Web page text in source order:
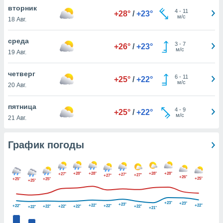
вы
установки
веб-
и
вторник
18 Авг.
+28° / +23° 4- 11
м/с
среда
19 Авг.
+26° / +23° 3- 7
м/с
четверг
20 Авг.
+25° / +22° 6- 11
м/с
пятница
21 Авг.
+25° / +22° 4- 9
м/с
График погоды
+25° +25° +25°
+27° +28° +28° +27° +27° +27° +28° +28°
+26° +25°
+22° +22° +22° +22° +22° +22° +22° +23° +22° +21°
+23° +23° +22°